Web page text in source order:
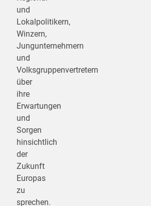
und
Lokalpolitikern,
Winzern,
Jungunternehmern
und
Volksgruppenvertretern
über
ihre
Erwartungen
und
Sorgen
hinsichtlich
der
Zukunft
Europas
zu
sprechen.